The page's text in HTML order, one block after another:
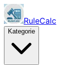
RuleCalc
Kategorie